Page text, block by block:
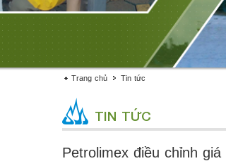
Trang chủ Tin tức
TIN TỨC
Petrolimex điều chỉnh